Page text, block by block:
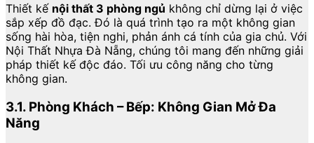
Thiết kế nội thất 3 phòng ngủ không chỉ dừng lại ở việc
sắp xếp đồ đạc. Đó là quá trình tạo ra một không gian
sống hài hòa, tiện nghi, phản ánh cá tính của gia chủ. Với
Nội Thất Nhựa Đà Nẵng, chúng tôi mang đến những giải
pháp thiết kế độc đáo. Tối ưu công năng cho từng
không gian.
3.1. Phòng Khách – Bếp: Không Gian Mở Đa
Năng